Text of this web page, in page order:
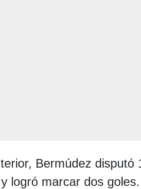
Bermúdez disputó
logró marcar dos